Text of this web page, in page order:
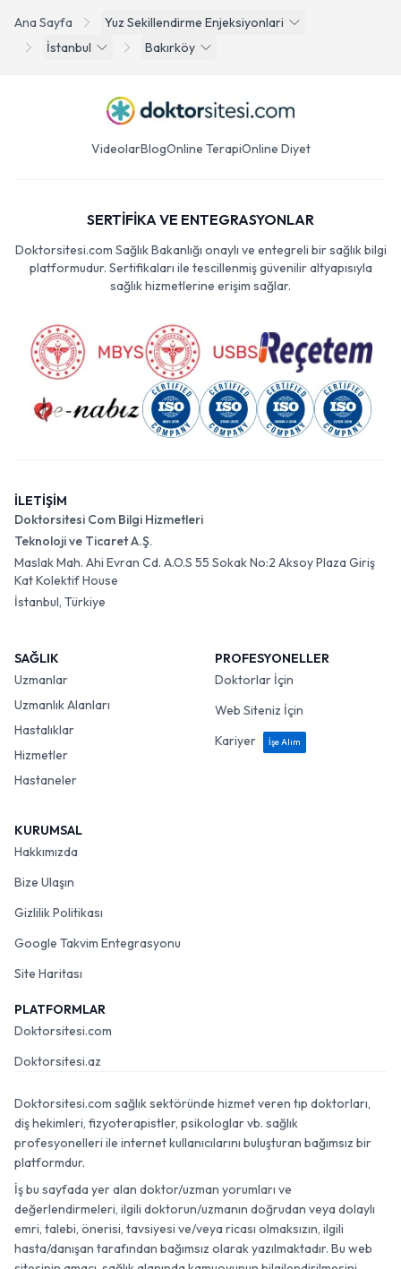
Ana Sayfa
Yuz Sekillendirme Enjeksiyonlari
İstanbul
Bakırköy
VideolarBlogOnline TerapiOnline Diyet
SERTİFİKA VE ENTEGRASYONLAR
Doktorsitesi.com Sağlık Bakanlığı onaylı ve entegreli bir sağlık bilgi
platformudur. Sertifikaları ile tescillenmiş güvenilir altyapısıyla
sağlık hizmetlerine erişim sağlar.
İLETİŞİM
Doktorsitesi Com Bilgi Hizmetleri
Teknoloji ve Ticaret A.Ş.
Maslak Mah. Ahi Evran Cd. A.O.S 55 Sokak No:2 Aksoy Plaza Giriş
Kat Kolektif House
İstanbul, Türkiye
SAĞLIK
Uzmanlar
Uzmanlık Alanları
Hastalıklar
Hizmetler
Hastaneler
PROFESYONELLER
Doktorlar İçin
Web Siteniz İçin
Kariyer
İşe Alım
KURUMSAL
Hakkımızda
Bize Ulaşın
Gizlilik Politikası
Google Takvim Entegrasyonu
Site Haritası
PLATFORMLAR
Doktorsitesi.com
Doktorsitesi.az
Doktorsitesi.com sağlık sektöründe hizmet veren tıp doktorları,
diş hekimleri, fizyoterapistler, psikologlar vb. sağlık
profesyonelleri ile internet kullanıcılarını buluşturan bağımsız bir
platformdur.
İş bu sayfada yer alan doktor/uzman yorumları ve
değerlendirmeleri, ilgili doktorun/uzmanın doğrudan veya dolaylı
emri, talebi, önerisi, tavsiyesi ve/veya ricası olmaksızın, ilgili
hasta/danışan tarafından bağımsız olarak yazılmaktadır. Bu web